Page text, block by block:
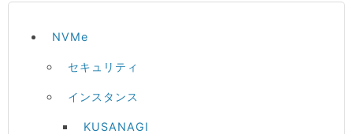
NVMe
セキュリティ
インスタンス
KUSANAGI